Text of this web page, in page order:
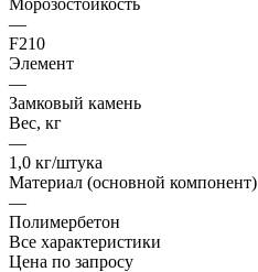
—
F210
Элемент
—
Замковый камень
Вес, кг
—
1,0 кг/штука
Материал (основной компонент)
—
Полимербетон
Все характеристики
Цена по запросу